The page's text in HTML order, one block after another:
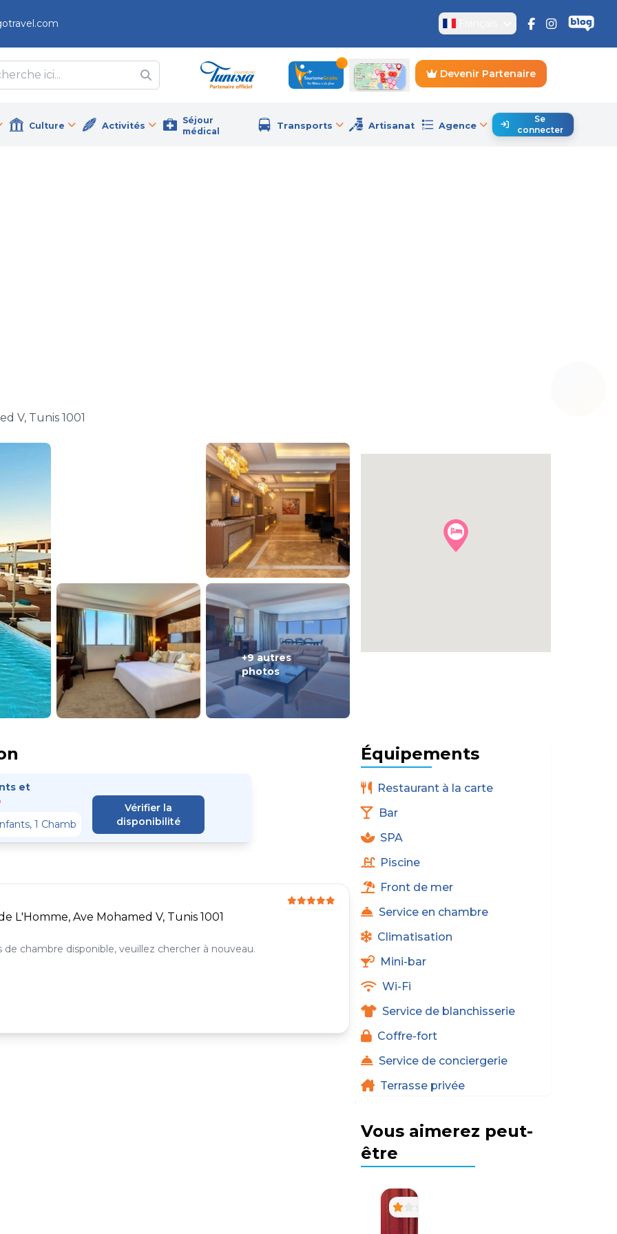
Devenir Partenaire
Culture Activités
Séjour
médical
Transports Artisanat Agence
Se
connecter
V, Tunis 1001
+9 autres
photos
et
Vérifier la
disponibilité
L'Homme, Ave Mohamed V, Tunis 1001
de chambre disponible, veuillez chercher à nouveau.
Équipements
Restaurant à la carte
Bar
SPA
Piscine
Front de mer
Service en chambre
Climatisation
Mini-bar
Wi-Fi
Service de blanchisserie
Coffre-fort
Service de conciergerie
Terrasse privée
Vous aimerez peut-
être